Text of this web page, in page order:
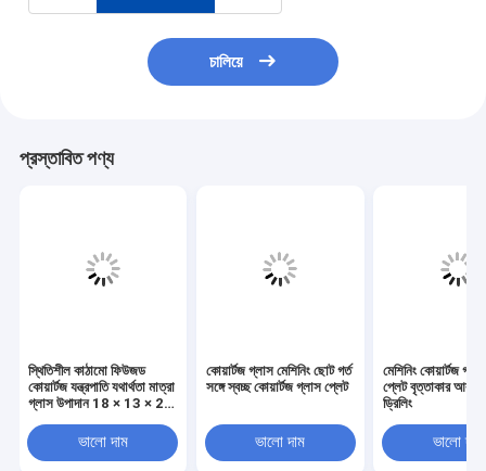
চালিয়ে
প্রস্তাবিত পণ্য
স্থিতিশীল কাঠামো ফিউজড
কোয়ার্টজ যন্ত্রপাতি যথার্থতা মাত্রা
গ্লাস উপাদান 18 × 13 × 21
ভালো দাম
কোয়ার্টজ গ্লাস মেশিনিং ছোট গর্ত
সঙ্গে স্বচ্ছ কোয়ার্টজ গ্লাস প্লেট
ভালো দাম
মেশিনিং কোয়ার্টজ
প্লেট বৃত্তাকার আকৃতি
ড্রিলিং
ভালো দাম